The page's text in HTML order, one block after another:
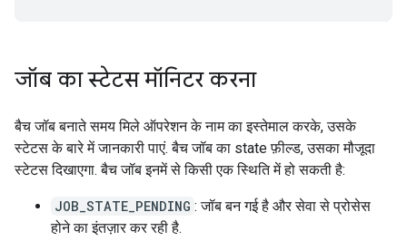
जॉब का स्टेटस मॉनिटर करना
बैच जॉब बनाते समय मिले ऑपरेशन के नाम का इस्तेमाल करके, उसके
स्टेटस के बारे में जानकारी पाएं. बैच जॉब का state फ़ील्ड, उसका मौजूदा
स्टेटस दिखाएगा. बैच जॉब इनमें से किसी एक स्थिति में हो सकती है:
JOB_STATE_PENDING : जॉब बन गई है और सेवा से प्रोसेस
होने का इंतज़ार कर रही है.